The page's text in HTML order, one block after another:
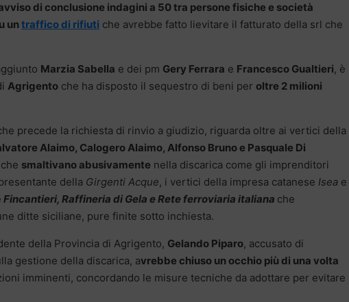
di conclusione indagini a 50 tra persone fisiche e società
untraffico di rifiuti che avrebbe fatto lievitare il fatturato della srl che
Marzia Sabella e dei pm Gery Ferrara e Francesco Gualtieri, è
Agrigento che ha disposto il sequestro di beni per oltre 2 milioni
precede la richiesta di rinvio a giudizio, riguarda oltre ai vertici della
Alaimo, Calogero Alaimo, Alfonso Bruno e Pasquale Di
smaltivano abusivamente nella discarica come gli imprenditori
della Girgenti Acque, i vertici della impresa catanese Isea e
Fincantieri, Raffineria di Gela e Rete ferroviaria italiana che
ditte siciliane, pure finite sotto inchiesta.
della Provincia di Agrigento, Gelando Piparo, accusato di
gestione della discarica, avrebbe chiuso un occhio più di una volta
imminenti, concordando le misure tecniche da adottare per evitare